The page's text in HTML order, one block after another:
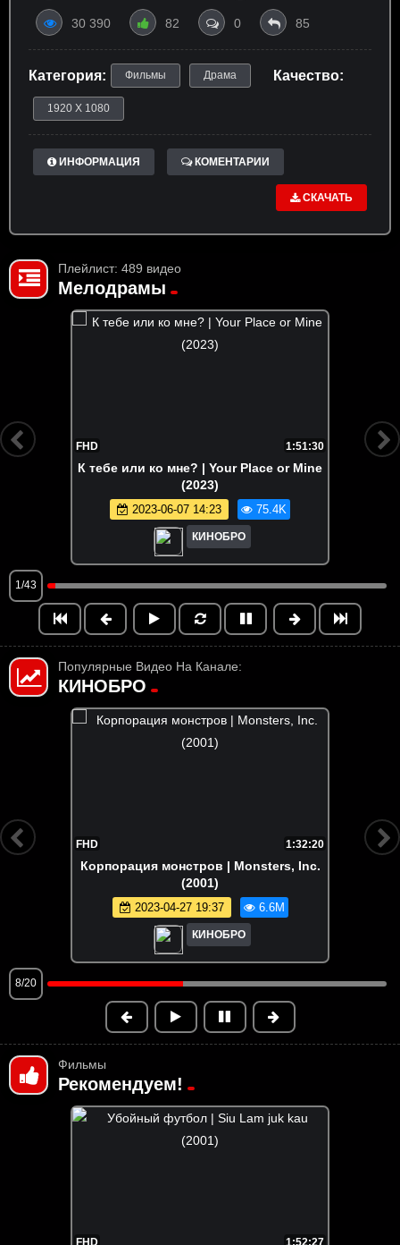
30 390 82 0 85
Категория: Фильмы Драма Качество:
1920 X 1080
ИНФОРМАЦИЯ КОМЕНТАРИИ
СКАЧАТЬ
Плейлист: 489 видео
Мелодрамы
FHD 1:51:30
К тебе или ко мне? | Your Place or Mine
(2023)
2023-06-07 14:23 75.4K
КИНОБРО
1/43
Популярные Видео На Канале:
КИНОБРО
1:32:20
Корпорация монстров | Monsters, Inc.
(2001)
2023-04-27 19:37 6.6M
КИНОБРО
9/20
Фильмы
Рекомендуем!
FHD 1:52:27